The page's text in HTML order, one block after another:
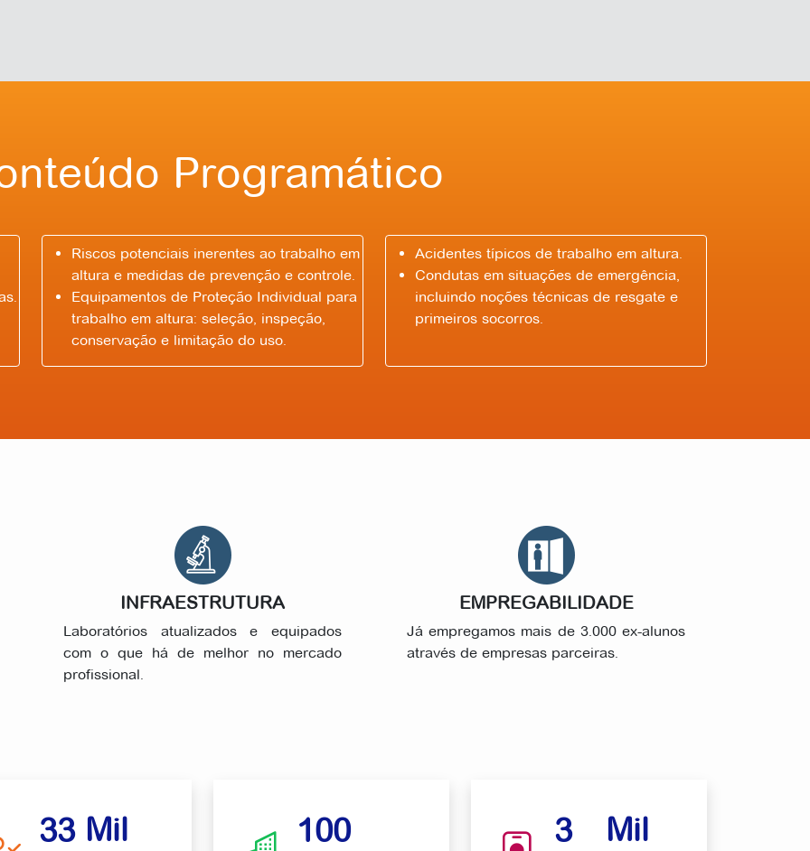
Programático
Riscos potenciais inerentes ao trabalho em
altura e medidas de prevenção e controle.
Equipamentos de Proteção Individual para
trabalho em altura: seleção, inspeção,
conservação e limitação do uso.
Acidentes típicos de trabalho em altura.
Condutas em situações de emergência,
incluindo noções técnicas de resgate e
primeiros socorros.
INFRAESTRUTURA
Laboratórios atualizados e equipados
com o que há de melhor no mercado
profissional.
EMPREGABILIDADE
Já empregamos mais de 3.000 ex-alunos
através de empresas parceiras.
33 Mil 100 3 Mil